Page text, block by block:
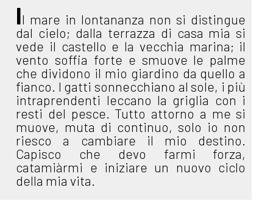
Il mare in lontananza non si distingue
dal cielo; dalla terrazza di casa mia si
vede il castello e la vecchia marina; il
vento soffia forte e smuove le palme
che dividono il mio giardino da quello a
fianco. I gatti sonnecchiano al sole, i più
intraprendenti leccano la griglia con i
resti del pesce. Tutto attorno a me si
muove, muta di continuo, solo io non
riesco a cambiare il mio destino.
Capisco che devo farmi forza,
catamiàrmi e iniziare un nuovo ciclo
della mia vita.